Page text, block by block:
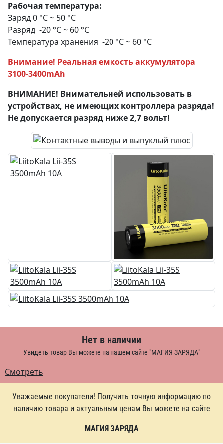
Рабочая температура:
Заряд 0 °C ~ 50 °C
Разряд -20 °C ~ 60 °C
Температура хранения -20 °C ~ 60 °C
Внимание! Реальная емкость аккумулятора
3100-3400mAh
ВНИМАНИЕ! Внимательней использовать в
устройствах, не имеющих контроллера разряда!
Не допускается разряд ниже 2,7 вольт!
Нет в наличии
Увидеть товар Вы можете на нашем сайте "МАГИЯ ЗАРЯДА"
Смотреть
Уважаемые покупатели! Получить точную информацию по
наличию товара и актуальным ценам Вы можете на сайте
МАГИЯ ЗАРЯДА